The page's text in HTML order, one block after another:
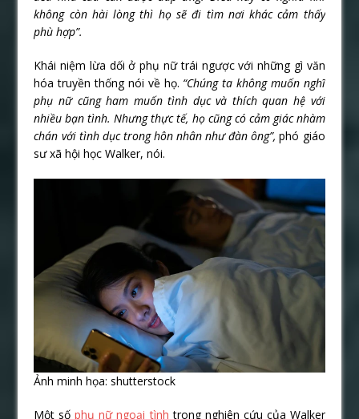
không còn hài lòng thì họ sẽ đi tìm nơi khác cảm thấy
phù hợp”.
Khái niệm lừa dối ở phụ nữ trái ngược với những gì văn
hóa truyền thống nói về họ. “Chúng ta không muốn nghĩ
phụ nữ cũng ham muốn tình dục và thích quan hệ với
nhiều bạn tình. Nhưng thực tế, họ cũng có cảm giác nhàm
chán với tình dục trong hôn nhân như đàn ông”, phó giáo
sư xã hội học Walker, nói.
Ảnh minh họa: shutterstock
Một số phụ nữ ngoại tìnhtrong nghiên cứu của Walker